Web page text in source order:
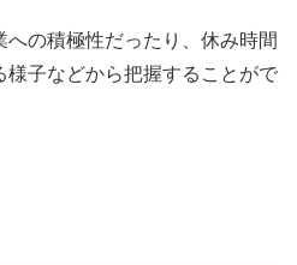
の積極性だったり、休み時間
様子などから把握することがで